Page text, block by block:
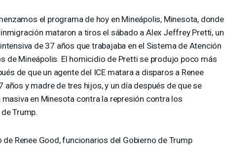
el programa de hoy en Mineápolis, Minesota, donde
mataron a tiros el sábado a Alex Jeffrey Pretti, un
de 37 años que trabajaba en el Sistema de Atención
de Mineápolis. El homicidio de Pretti se produjo poco más
de que un agente del ICEmatara a disparos a Renee
años y madre de tres hijos, y un día después de que se
en Minesota contra la represión contra los
Trump.
de Renee Good, funcionarios del Gobierno de Trump